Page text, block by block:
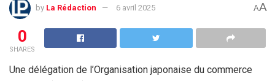
by La Rédaction 6 avril 2025 AA
0
SHARES
Une délégation de l’Organisation japonaise du commerce